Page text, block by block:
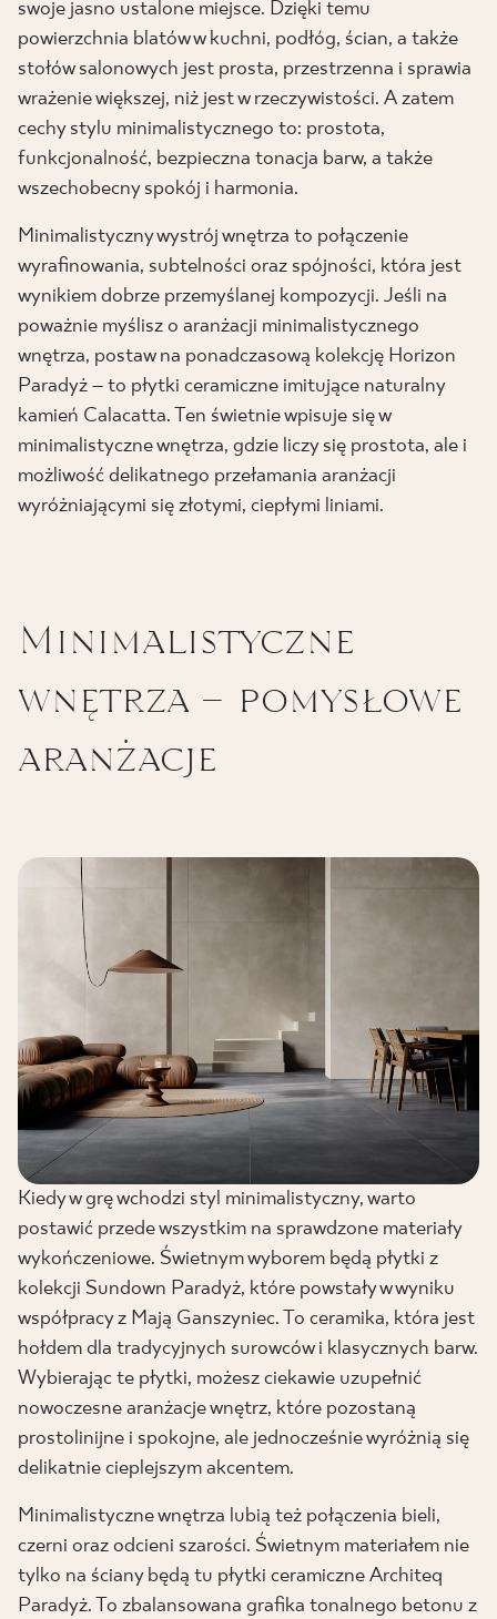
swoje jasno ustalone miejsce. Dzięki temu
powierzchnia blatów w kuchni, podłóg, ścian, a także
stołów salonowych jest prosta, przestrzenna i sprawia
wrażenie większej, niż jest w rzeczywistości. A zatem
cechy stylu minimalistycznego to: prostota,
funkcjonalność, bezpieczna tonacja barw, a także
wszechobecny spokój i harmonia.
Minimalistyczny wystrój wnętrza to połączenie
wyrafinowania, subtelności oraz spójności, która jest
wynikiem dobrze przemyślanej kompozycji. Jeśli na
poważnie myślisz o aranżacji minimalistycznego
wnętrza, postaw na ponadczasową kolekcję Horizon
Paradyż – to płytki ceramiczne imitujące naturalny
kamień Calacatta. Ten świetnie wpisuje się w
minimalistyczne wnętrza, gdzie liczy się prostota, ale i
możliwość delikatnego przełamania aranżacji
wyróżniającymi się złotymi, ciepłymi liniami.
Minimalistyczne
wnętrza – pomysłowe
aranżacje
Kiedy w grę wchodzi styl minimalistyczny, warto
postawić przede wszystkim na sprawdzone materiały
wykończeniowe. Świetnym wyborem będą płytki z
kolekcji Sundown Paradyż, które powstały w wyniku
współpracy z Mają Ganszyniec. To ceramika, która jest
hołdem dla tradycyjnych surowców i klasycznych barw.
Wybierając te płytki, możesz ciekawie uzupełnić
nowoczesne aranżacje wnętrz, które pozostaną
prostolinijne i spokojne, ale jednocześnie wyróżnią się
delikatnie cieplejszym akcentem.
Minimalistyczne wnętrza lubią też połączenia bieli,
czerni oraz odcieni szarości. Świetnym materiałem nie
tylko na ściany będą tu płytki ceramiczne Architeq
Paradyż. To zbalansowana grafika tonalnego betonu z